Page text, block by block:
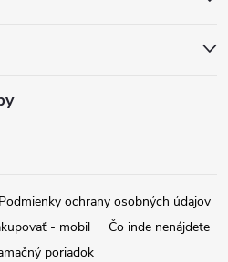
Podmienky ochrany osobných údajov
- mobil
Čo inde nenájdete
poriadok